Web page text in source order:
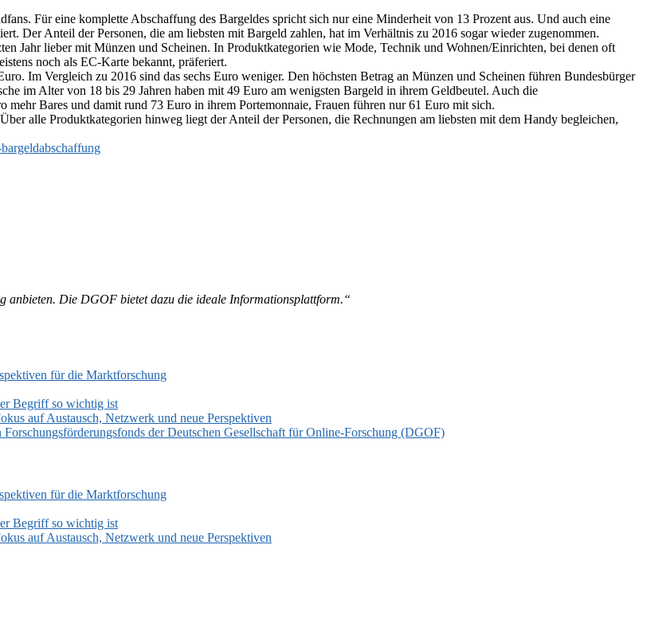
Für eine komplette Abschaffung des Bargeldes spricht sich nur eine Minderheit von 13 Prozent aus. Und auch eine
Der Anteil der Personen, die am liebsten mit Bargeld zahlen, hat im Verhältnis zu 2016 sogar wieder zugenommen.
Jahr lieber mit Münzen und Scheinen. In Produktkategorien wie Mode, Technik und Wohnen/Einrichten, bei denen oft
noch als EC-Karte bekannt, präferiert.
Im Vergleich zu 2016 sind das sechs Euro weniger. Den höchsten Betrag an Münzen und Scheinen führen Bundesbürger
im Alter von 18 bis 29 Jahren haben mit 49 Euro am wenigsten Bargeld in ihrem Geldbeutel. Auch die
mehr Bares und damit rund 73 Euro in ihrem Portemonnaie, Frauen führen nur 61 Euro mit sich.
alle Produktkategorien hinweg liegt der Anteil der Personen, die Rechnungen am liebsten mit dem Handy begleichen,
anbieten. Die DGOF bietet dazu die ideale Informationsplattform.“
für die Marktforschung
Begriff so wichtig ist
auf Austausch, Netzwerk und neue Perspektiven
der Deutschen Gesellschaft für Online-Forschung (DGOF)
für die Marktforschung
Begriff so wichtig ist
auf Austausch, Netzwerk und neue Perspektiven